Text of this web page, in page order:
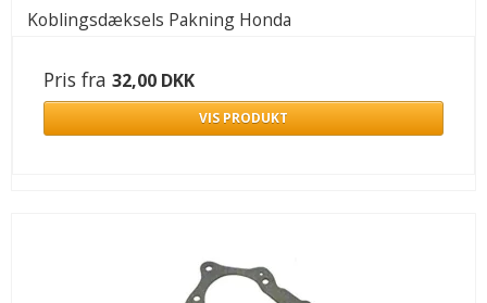
Koblingsdæksels Pakning Honda
Pris fra 32,00 DKK
VIS PRODUKT